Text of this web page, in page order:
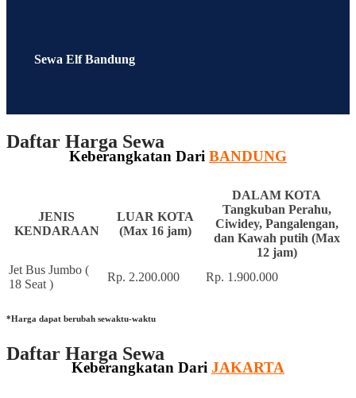
Sewa Elf Bandung
Daftar Harga Sewa
Keberangkatan Dari BANDUNG
JENIS
KENDARAAN
LUAR KOTA
(Max 16 jam)
DALAM KOTA
Tangkuban Perahu,
Ciwidey, Pangalengan,
dan Kawah putih (Max
12 jam)
Jet Bus Jumbo (
18 Seat )
Rp. 2.200.000 Rp. 1.900.000
*Harga dapat berubah sewaktu-waktu
Daftar Harga Sewa
Keberangkatan Dari JAKARTA